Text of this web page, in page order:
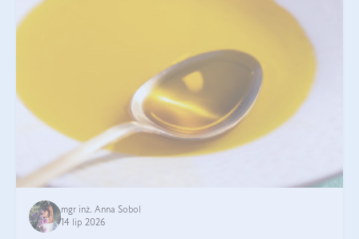
mgr inż. Anna Sobol
14 lip 2026